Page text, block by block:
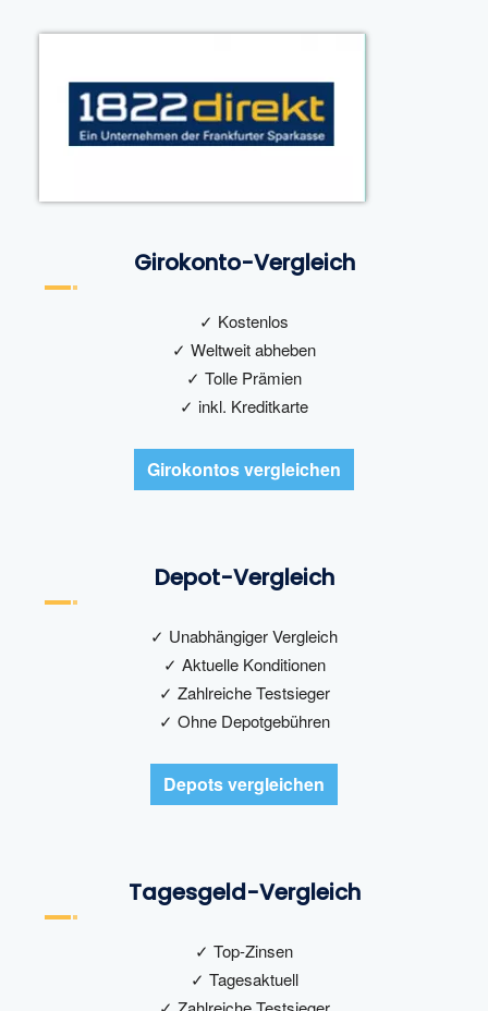
Girokonto-Vergleich
✓ Kostenlos
✓ Weltweit abheben
✓ Tolle Prämien
✓ inkl. Kreditkarte
Girokontos vergleichen
Depot-Vergleich
✓ Unabhängiger Vergleich
✓ Aktuelle Konditionen
✓ Zahlreiche Testsieger
✓ Ohne Depotgebühren
Depots vergleichen
Tagesgeld-Vergleich
✓ Top-Zinsen
✓ Tagesaktuell